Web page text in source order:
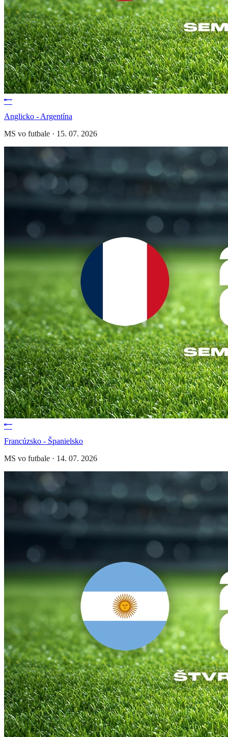
Anglicko - Argentína
MS vo futbale · 15. 07. 2026
Francúzsko - Španielsko
MS vo futbale · 14. 07. 2026